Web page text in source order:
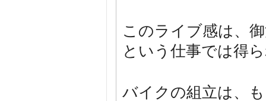
このライブ感は、
という仕事では得
バイクの組立は、